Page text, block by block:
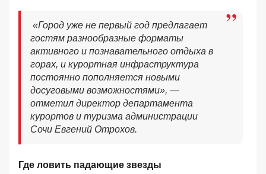
«Город уже не первый год предлагает
гостям разнообразные форматы
активного и познавательного отдыха в
горах, и курортная инфраструктура
постоянно пополняется новыми
досуговыми возможностями», —
отметил директор департамента
курортов и туризма администрации
Сочи Евгений Отрохов.
Где ловить падающие звезды